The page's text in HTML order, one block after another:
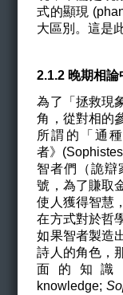
式的顯現
大區別。這是
2.1.2 晚期相論
為了「拯救現
角，從對相的
所謂的「通
者》
智者們（詭辯
號，為了賺取
使人獲得智慧
在方式對於哲
如果智者製造
詩人的角色，
面的知識
knowledge;